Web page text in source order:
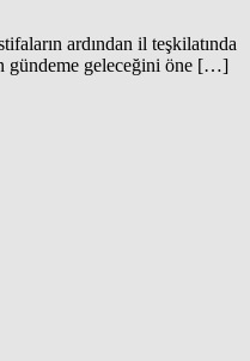
ardından il teşkilatında
gündeme geleceğini öne […]